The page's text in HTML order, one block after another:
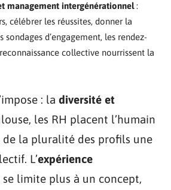
management intergénérationnel:
célébrer les réussites, donner la
sondages d’engagement, les rendez-
collective nourrissent la
: la diversité et
les RH placent l’humain
la pluralité des profils une
L’expérience
se limite plus à un concept,